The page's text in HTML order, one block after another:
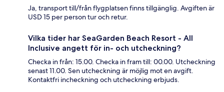
Ja, transport till/från flygplatsen finns tillgänglig. Avgiften är
USD 15 per person tur och retur.
Vilka tider har SeaGarden Beach Resort - All
Inclusive angett för in- och utcheckning?
Checka in från: 15.00. Checka in fram till: 00.00. Utcheckning
senast 11.00. Sen utcheckning är möjlig mot en avgift.
Kontaktfri incheckning och utcheckning erbjuds.